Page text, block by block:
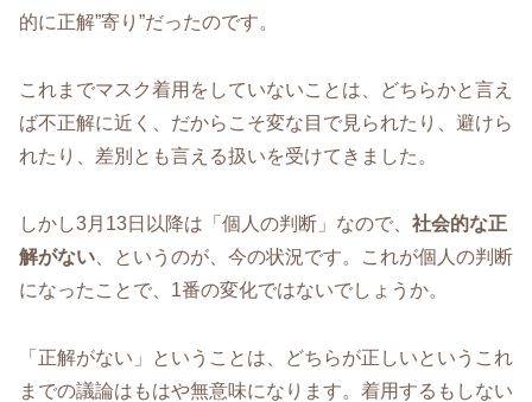
的に正解”寄り”だったのです。
これまでマスク着用をしていないことは、どちらかと言え
ば不正解に近く、だからこそ変な目で見られたり、避けら
れたり、差別とも言える扱いを受けてきました。
しかし3月13日以降は「個人の判断」なので、 社会的な正
解がない 、というのが、今の状況です。これが個人の判断
になったことで、1番の変化ではないでしょうか。
「正解がない」ということは、どちらが正しいというこれ
までの議論はもはや無意味になります。着用するもしない